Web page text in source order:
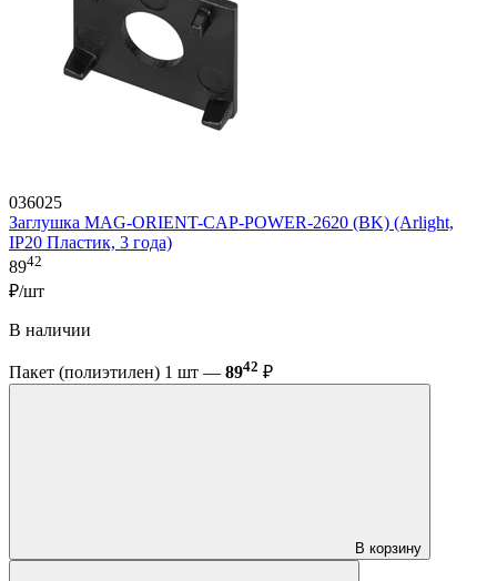
036025
Заглушка MAG-ORIENT-CAP-POWER-2620 (BK) (Arlight,
IP20 Пластик, 3 года)
8942
₽/шт
В наличии
Пакет (полиэтилен) 1 шт — 8942 ₽
В корзину